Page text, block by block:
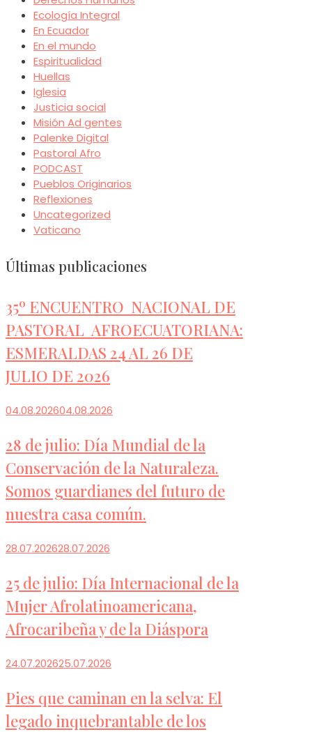
Ecología Integral
En Ecuador
En el mundo
Espiritualidad
Huellas
Iglesia
Justicia social
Misión Ad gentes
Palenke Digital
Pastoral Afro
PODCAST
Pueblos Originarios
Reflexiones
Uncategorized
Vaticano
Últimas publicaciones
35º ENCUENTRO NACIONAL DE
PASTORAL AFROECUATORIANA:
ESMERALDAS 24 AL 26 DE
JULIO DE 2026
04.08.202604.08.2026
28 de julio: Día Mundial de la
Conservación de la Naturaleza.
Somos guardianes del futuro de
nuestra casa común.
28.07.202628.07.2026
25 de julio: Día Internacional de la
Mujer Afrolatinoamericana,
Afrocaribeña y de la Diáspora
24.07.202625.07.2026
Pies que caminan en la selva: El
legado inquebrantable de los